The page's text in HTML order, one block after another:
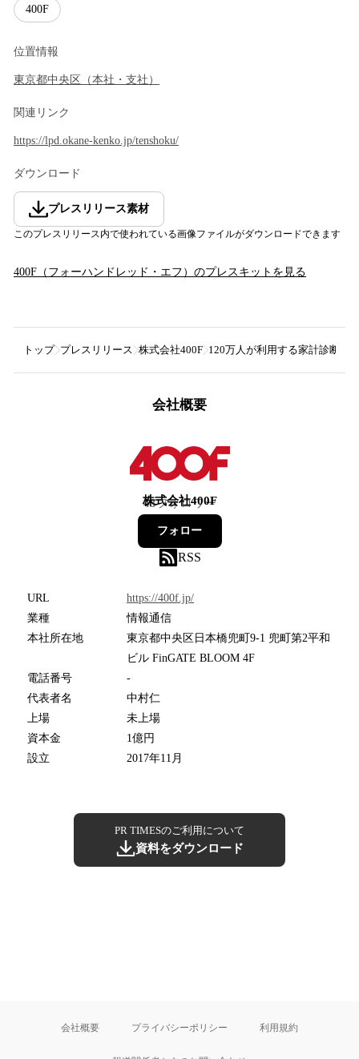
400F
位置情報
東京都中央区 （本社・支社 ）
関連リンク
https://lpd.okane-kenko.jp/tenshoku/
ダウンロード
プレスリリース素材
このプレスリリース内で使われている画像ファイルがダウンロードできます
400F（フォーハンドレッド・エフ） のプレスキットを見る
トップ プレスリリース 株式会社400F 120万人が利用する家計診断・
会社概要
株式会社400F
43フォロワー
フォロー
RSS
URL
https://400f.jp/
業種
情報通信
本社所在地
東京都中央区日本橋兜町9-1 兜町第2平和
ビル FinGATE BLOOM 4F
電話番号
-
代表者名
中村仁
上場
未上場
資本金
1億円
設立
2017年11月
PR TIMESのご利用について
資料をダウンロード
会社概要 プライバシーポリシー 利用規約